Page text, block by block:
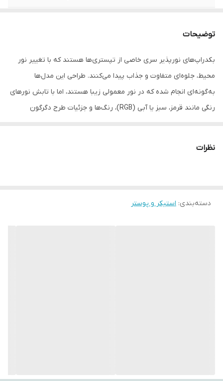
توضیحات
بکدراپ‌های نورپذیر سری خاصی از تپستری‌ها هستند که با تغییر نور
محیط، جلوه‌ای متفاوت و جذاب پیدا می‌کنند. طراحی این مدل‌ها
به‌گونه‌ای انجام شده که در نور معمولی زیبا هستند، اما با تابش نورهای
رنگی مانند قرمز، سبز یا آبی (RGB)، رنگ‌ها و جزئیات طرح دگرگون
هنری یا هر جایی‌ هستند که به دنبال فضایی خاص و متفاوت باشید.
می‌کنند.
نظرات
دسته‌بندی: استیکر و پوستر